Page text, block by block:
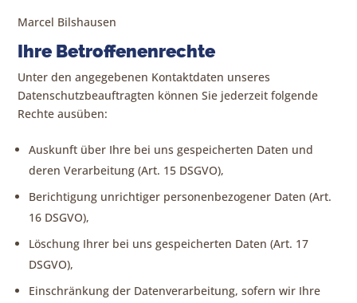
Marcel Bilshausen
Ihre Betroffenenrechte
Unter den angegebenen Kontaktdaten unseres
Datenschutzbeauftragten können Sie jederzeit folgende
Rechte ausüben:
Auskunft über Ihre bei uns gespeicherten Daten und
deren Verarbeitung (Art. 15 DSGVO),
Berichtigung unrichtiger personenbezogener Daten (Art.
16 DSGVO),
Löschung Ihrer bei uns gespeicherten Daten (Art. 17
DSGVO),
Einschränkung der Datenverarbeitung, sofern wir Ihre